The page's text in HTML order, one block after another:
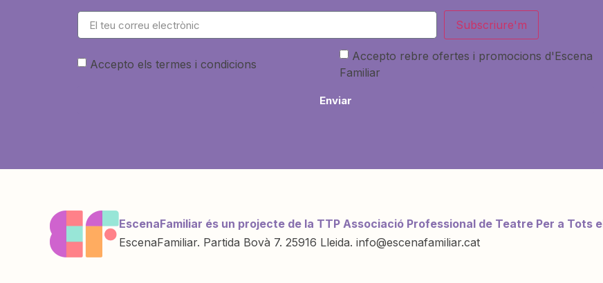
Subscriure'm
Accepto els termes i condicions
Accepto rebre ofertes i promocions d'Escena
Familiar
Enviar
EscenaFamiliar és un projecte de la TTP Associació Professional de Teatre Per a Tots
EscenaFamiliar. Partida Bovà 7. 25916 Lleida. info@escenafamiliar.cat